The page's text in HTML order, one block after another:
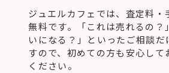
ジュエルカフェでは、査定料・
無料です。「これは売れるの？
いになる？」といったご相談だ
すので、初めての方も安心して
ください。